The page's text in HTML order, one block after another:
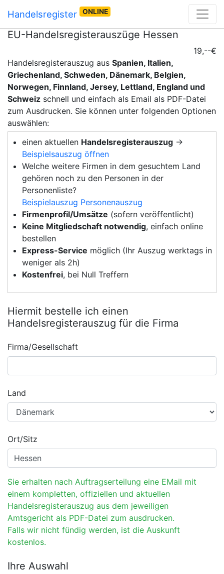
Handelsregister ONLINE
EU-Handelsregisterauszüge Hessen
19,--€
Handelsregisterauszug aus Spanien, Italien,
Griechenland, Schweden, Dänemark, Belgien,
Norwegen, Finnland, Jersey, Lettland, England und
Schweiz schnell und einfach als Email als PDF-Datei
zum Ausdrucken. Sie können unter folgenden Optionen
auswählen:
einen aktuellen Handelsregisterauszug →
Beispielsauszug öffnen
Welche weitere Firmen in dem gesuchtem Land
gehören noch zu den Personen in der
Personenliste?
Beispielauszug Personenauszug
Firmenprofil/Umsätze (sofern veröffentlicht)
Keine Mitgliedschaft notwendig, einfach online
bestellen
Express-Service möglich (Ihr Auszug werktags in
weniger als 2h)
Kostenfrei, bei Null Treffern
Hiermit bestelle ich einen
Handelsregisterauszug für die Firma
Firma/Gesellschaft
Land
Ort/Sitz
Sie erhalten nach Auftragserteilung eine EMail mit
einem kompletten, offiziellen und aktuellen
Handelsregisterauszug aus dem jeweiligen
Amtsgericht als PDF-Datei zum ausdrucken.
Falls wir nicht fündig werden, ist die Auskunft
kostenlos.
Ihre Auswahl